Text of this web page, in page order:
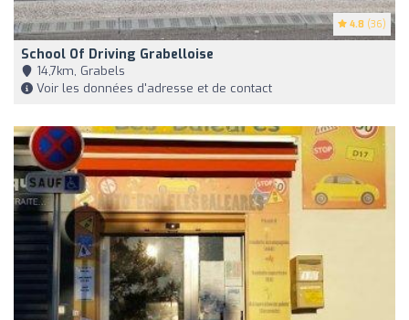
4.8 (36)
School Of Driving Grabelloise
14,7km, Grabels
Voir les données d'adresse et de contact